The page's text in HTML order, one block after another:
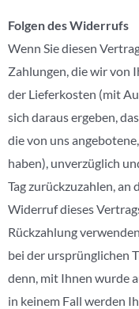
Folgen des Widerrufs
Wenn Sie diesen
Zahlungen, die wir von
der Lieferkosten (mit
sich daraus ergeben,
die von uns
haben), unverzüglich
Tag zurückzuzahlen,
Widerruf dieses
Rückzahlung
bei der ursprünglichen
denn, mit Ihnen wurde
in keinem Fall werden